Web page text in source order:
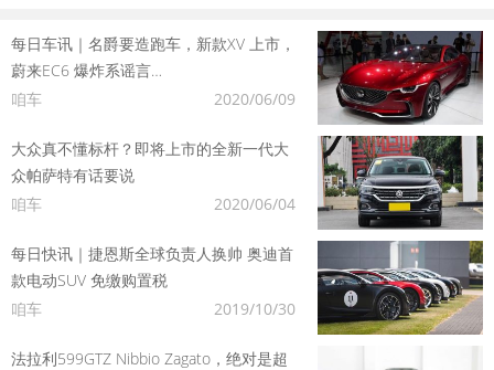
每日车讯｜名爵要造跑车，新款XV 上市，
蔚来EC6 爆炸系谣言…
咱车
2020/06/09
大众真不懂标杆？即将上市的全新一代大
众帕萨特有话要说
咱车
2020/06/04
每日快讯｜捷恩斯全球负责人换帅 奥迪首
款电动SUV 免缴购置税
咱车
2019/10/30
法拉利599GTZ Nibbio Zagato，绝对是超